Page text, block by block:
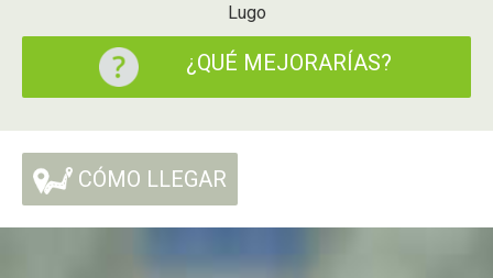
Lugo
¿QUÉ MEJORARÍAS?
CÓMO LLEGAR